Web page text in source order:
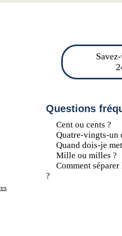
Questions
Cent ou cents ?
Quatre-vingts-un
Quand dois-je
Mille ou milles ?
Comment
?